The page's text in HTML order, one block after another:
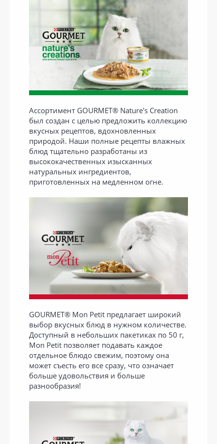
Ассортимент GOURMET® Nature's Creation
был создан с целью предложить коллекцию
вкусных рецептов, вдохновленных
природой. Наши полные рецепты влажных
блюд тщательно разработаны из
высококачественных изысканных
натуральных ингредиентов,
приготовленных на медленном огне.
GOURMET® Mon Petit предлагает широкий
выбор вкусных блюд в нужном количестве.
Доступный в небольших пакетиках по 50 г,
Mon Petit позволяет подавать каждое
отдельное блюдо свежим, поэтому она
может съесть его все сразу, что означает
больше удовольствия и больше
разнообразия!